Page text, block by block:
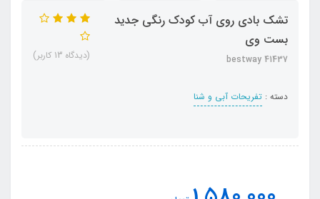
تشک بادی روی آب کودک رنگی جدید
بست وی
bestway 41437
دسته : تفریحات آبی و شنا
(دیدگاه 13 کاربر)